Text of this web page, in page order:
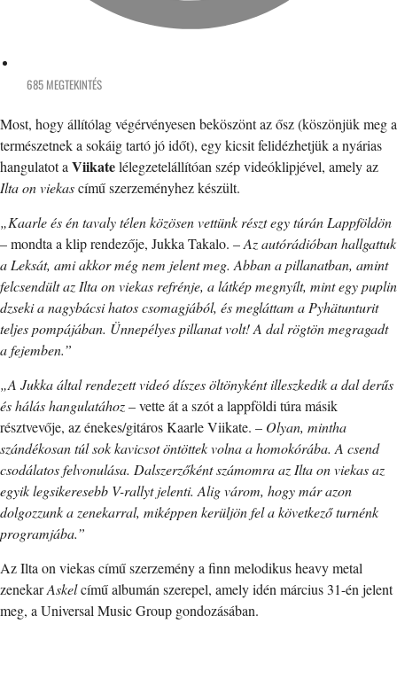
685 MEGTEKINTÉS
Most, hogy állítólag végérvényesen beköszönt az ősz (köszönjük meg a
természetnek a sokáig tartó jó időt), egy kicsit felidézhetjük a nyárias
hangulatot a Viikatelélegzetelállítóan szép videóklipjével, amely az
Ilta on viekascímű szerzeményhez készült.
„Kaarle és én tavaly télen közösen vettünk részt egy túrán Lappföldön
– mondta a klip rendezője, Jukka Takalo. –Az autórádióban hallgattuk
a Leksát, ami akkor még nem jelent meg. Abban a pillanatban, amint
felcsendült az Ilta on viekas refrénje, a látkép megnyílt, mint egy puplin
dzseki a nagybácsi hatos csomagjából, és megláttam a Pyhätunturit
teljes pompájában. Ünnepélyes pillanat volt! A dal rögtön megragadt
a fejemben.”
„A Jukka által rendezett videó díszes öltönyként illeszkedik a dal derűs
és hálás hangulatához– vette át a szót a lappföldi túra másik
résztvevője, az énekes/gitáros Kaarle Viikate. – Olyan, mintha
szándékosan túl sok kavicsot öntöttek volna a homokórába. A csend
csodálatos felvonulása. Dalszerzőként számomra az Ilta on viekas az
egyik legsikeresebb V-rallyt jelenti. Alig várom, hogy már azon
dolgozzunk a zenekarral, miképpen kerüljön fel a következő turnénk
programjába.”
Az Ilta on viekas című szerzemény a finn melodikus heavy metal
zenekarAskelcímű albumán szerepel, amely idén március 31-én jelent
meg, a Universal Music Group gondozásában.